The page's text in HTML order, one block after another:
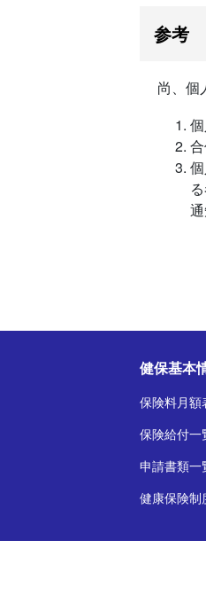
参考
尚、個
健保基本
保険料月額
保険給付一
申請書類一
健康保険制